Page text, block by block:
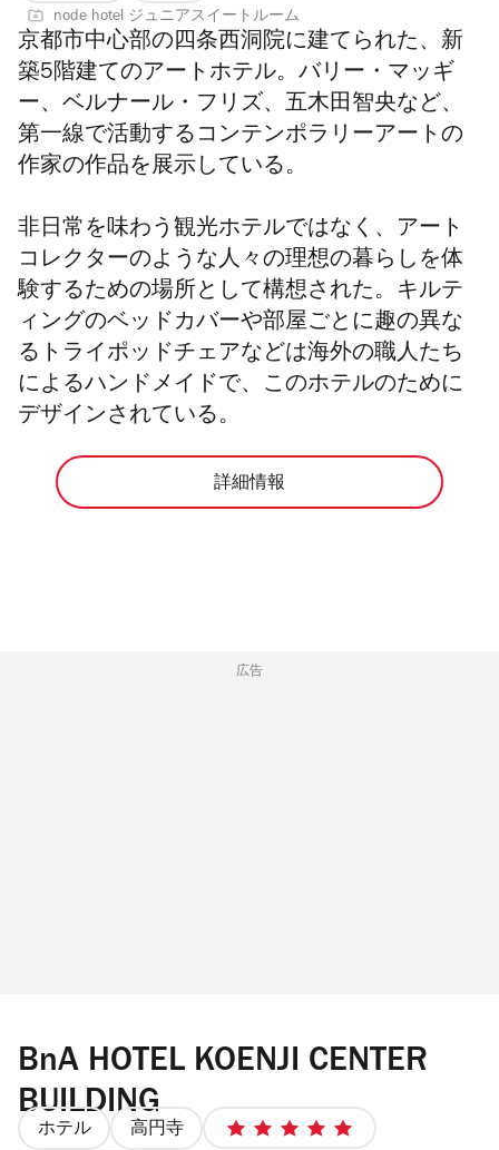
node hotel ジュニアスイートルーム
京都市中心部の四条西洞院に建てられた、新
築5階建ての アートホテル。 バリー・マッギ
ー、ベルナール・フリズ、五木田智央など、
第一線で活動するコンテンポラリーアートの
作家の作品を展示している。
非日常を味わう観光ホテルではなく、
アート
コレクターのような人々の理想の暮らしを体
験するための場所として構想された。 キルテ
ィングのベッドカバーや部屋ごとに趣の異な
るトライポッドチェアなど は海外の職人たち
によるハンドメイドで、このホテルのために
デザインされている。
詳細情報
広告
BnA HOTEL KOENJI CENTER
BUILDING
ホテル 高円寺
5